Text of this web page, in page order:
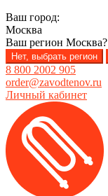
Ваш город:
Москва
Ваш регион Москва?
Нет, выбрать регион
8 800 2002 905
order@zavodtenov.ru
Личный кабинет
Перейти
навигации
Перейти
содержимому